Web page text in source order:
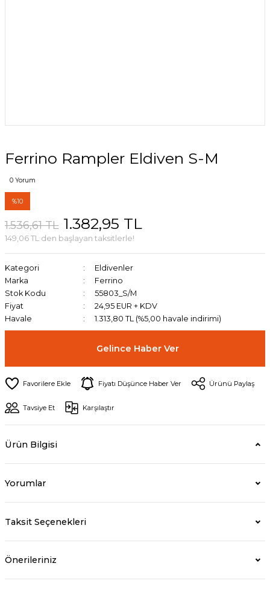
Ferrino Rampler Eldiven S-M
0 Yorum
%10
1.536,61 TL 1.382,95 TL
149,06 TL den başlayan taksitlerle!
Kategori
Eldivenler
Marka
Ferrino
Stok Kodu
55803_S/M
Fiyat
24,95 EUR + KDV
Havale
1.313,80 TL (%5,00 havale indirimi)
Gelince Haber Ver
Fiyatı Düşünce Haber Ver Ürünü Paylaş
Tavsiye Et Karşılaştır
Ürün Bilgisi
Yorumlar
Taksit Seçenekleri
Önerileriniz